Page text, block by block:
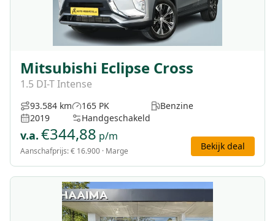
Mitsubishi Eclipse Cross
1.5 DI-T Intense
93.584 km
2019
165 PK
Handgeschakeld
Benzine
v.a. €344,88 p/m
Aanschafprijs:€ 16.900 · Marge Bekijk deal